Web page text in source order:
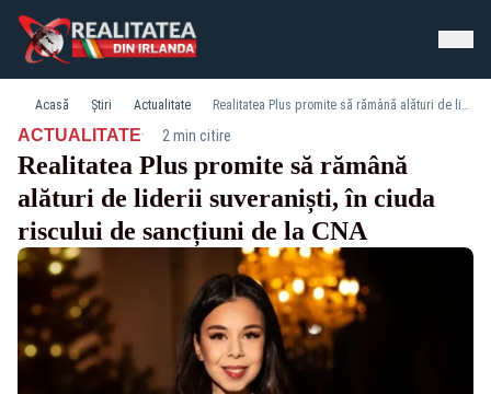
Acasă Știri Actualitate Realitatea Plus promite să rămână alături de liderii suveraniști, în ciuda riscului de sancțiuni de la CNA
ACTUALITATE· 2 min citire
Realitatea Plus promite să rămână
alături de liderii suveraniști, în ciuda
riscului de sancțiuni de la CNA